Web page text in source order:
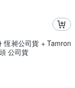
恆昶公司貨 + Tamron
公司貨